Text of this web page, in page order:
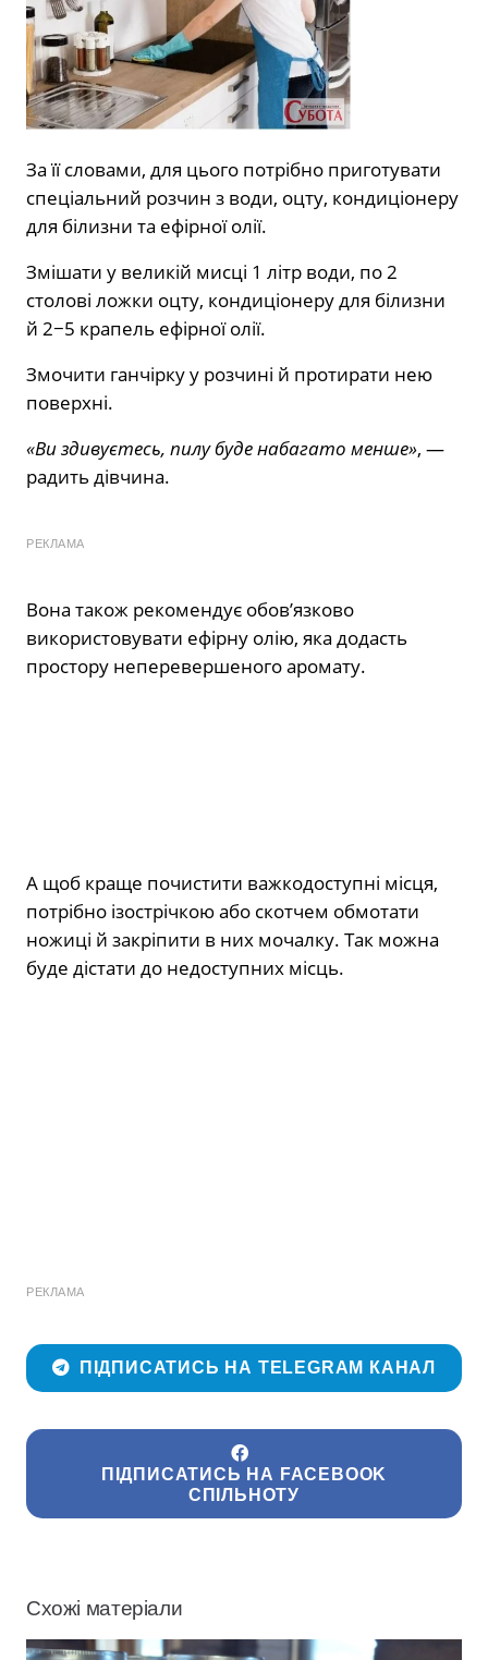
За її словами, для цього потрібно приготувати
спеціальний розчин з води, оцту, кондиціонеру
для білизни та ефірної олії.
Змішати у великій мисці 1 літр води, по 2
столові ложки оцту, кондиціонеру для білизни
й 2−5 крапель ефірної олії.
Змочити ганчірку у розчині й протирати нею
поверхні.
«Ви здивуєтесь, пилу буде набагато менше», —
радить дівчина.
РЕКЛАМА
Вона також рекомендує обов’язково
використовувати ефірну олію, яка додасть
простору неперевершеного аромату.
А щоб краще почистити важкодоступні місця,
потрібно ізострічкою або скотчем обмотати
ножиці й закріпити в них мочалку. Так можна
буде дістати до недоступних місць.
РЕКЛАМА
ПІДПИСАТИСЬ НА TELEGRAM КАНАЛ
ПІДПИСАТИСЬ НА FACEBOOK
СПІЛЬНОТУ
Схожі матеріали